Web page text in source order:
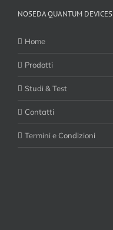
NOSEDA QUANTUM DEVICES
Home
Prodotti
Studi & Test
Contatti
Termini e Condizioni